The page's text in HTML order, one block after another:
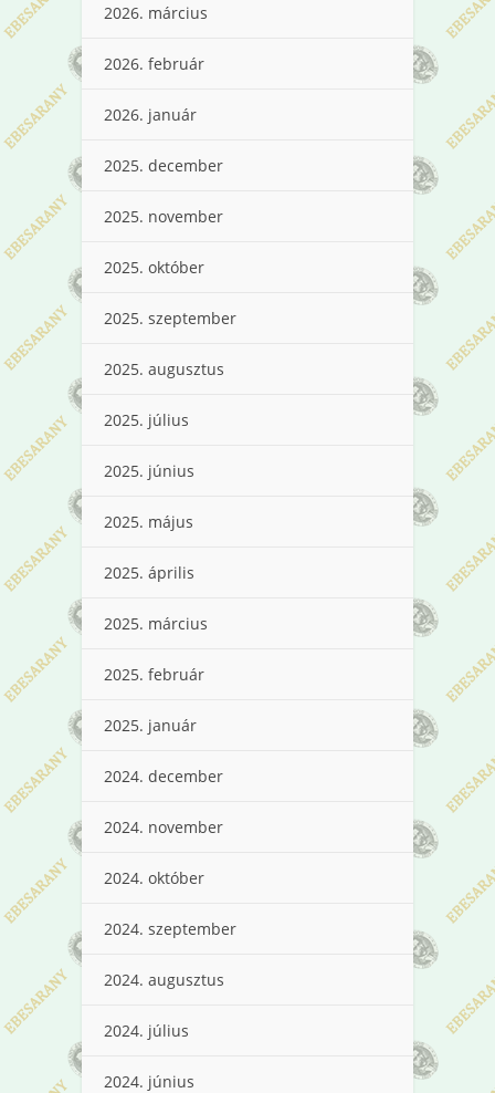
2026. március
2026. február
2026. január
2025. december
2025. november
2025. október
2025. szeptember
2025. augusztus
2025. július
2025. június
2025. május
2025. április
2025. március
2025. február
2025. január
2024. december
2024. november
2024. október
2024. szeptember
2024. augusztus
2024. július
2024. június